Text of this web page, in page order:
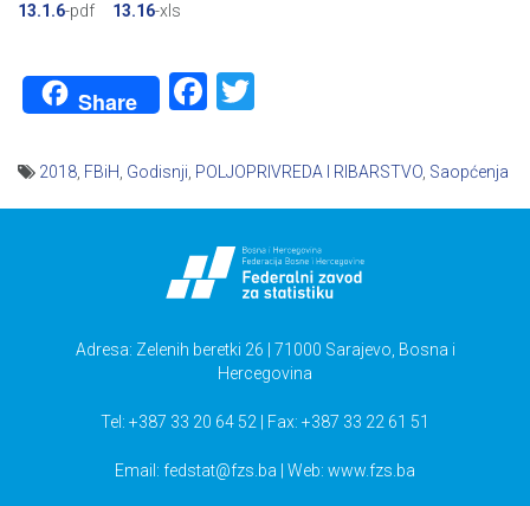
13.1.6-pdf 13.16-xls
Share Facebook
2018 FBiH Godisnji POLJOPRIVREDA I RIBARSTVO Saopćenja
Adresa: Zelenih beretki 26 | 71000 Sarajevo, Bosna i
Hercegovina
Tel: +387 33 20 64 52 | Fax: +387 33 22 61 51
Email: fedstat@fzs.ba | Web: www.fzs.ba